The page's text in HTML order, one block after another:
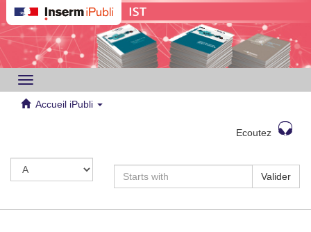
Toggle
navigation
Accueil iPubli
Ecoutez
Valider